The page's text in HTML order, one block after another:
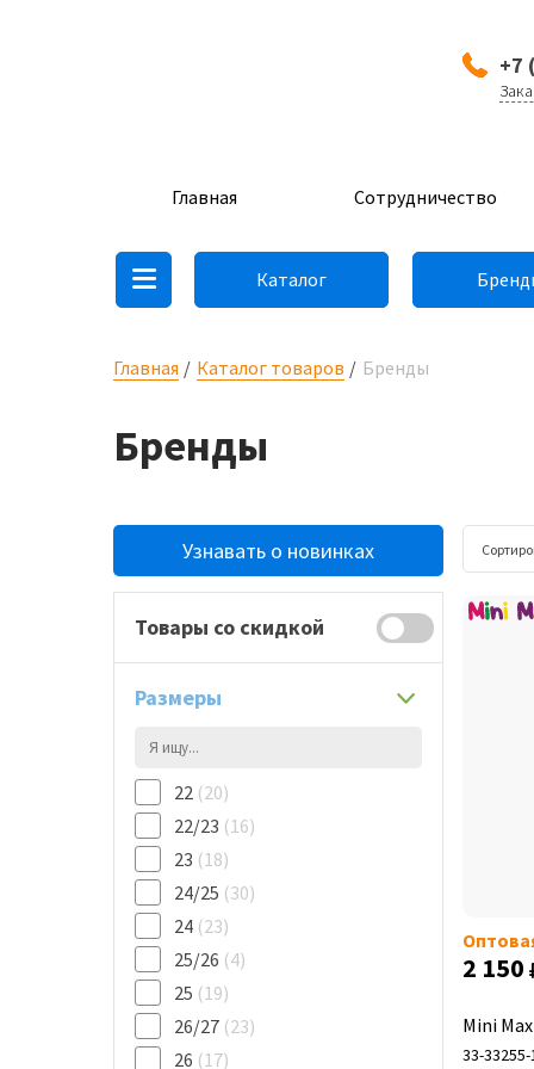
+7
Главная Сотрудничество
Каталог
Главная Каталог товаров Бренды
Бренды
Узнавать о новинках
Товары со скидкой
Размеры
22 (20)
22/23 (16)
23 (18)
24/25 (30)
24 (23)
25/26 (4)
25 (19)
26/27 (23)
26 (17)
2 150
Mini
33-